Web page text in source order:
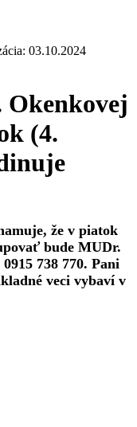
03.10.2024
(4.
že v piatok
bude MUDr.
738 770. Pani
veci vybaví v